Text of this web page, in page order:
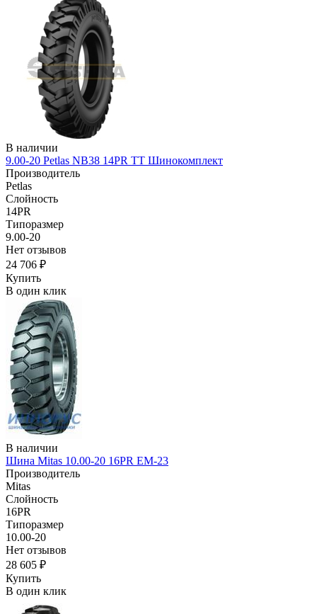
В наличии
9.00-20 Petlas NB38 14PR TT Шинокомплект
Производитель
Petlas
Слойность
14PR
Типоразмер
9.00-20
Нет отзывов
24 706 ₽
Купить
В один клик
В наличии
Шина Mitas 10.00-20 16PR EM-23
Производитель
Mitas
Слойность
16PR
Типоразмер
10.00-20
Нет отзывов
28 605 ₽
Купить
В один клик